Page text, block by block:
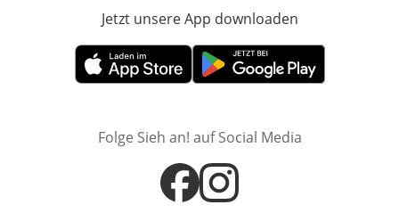
Jetzt unsere App downloaden
Öffnet in neuem FensterÖffnet in neuem Fenster
Folge Sieh an! auf Social Media
Öffnet in neuem Fenster
Öffnet in neuem Fenster